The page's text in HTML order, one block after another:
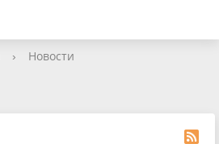
› Новости